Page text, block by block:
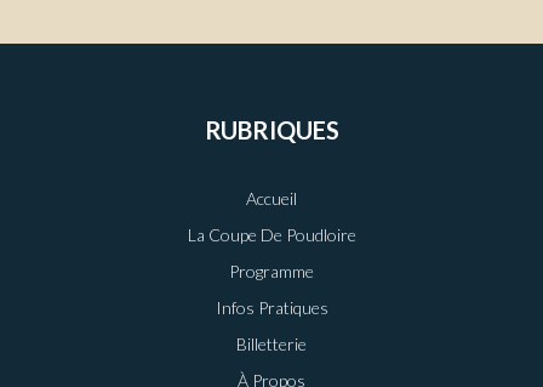
RUBRIQUES
Accueil
La Coupe De Poudloire
Programme
Infos Pratiques
Billetterie
À Propos